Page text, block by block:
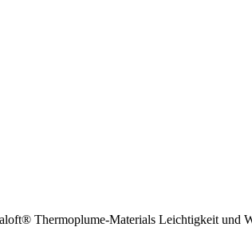
Thermoplume-Materials Leichtigkeit und